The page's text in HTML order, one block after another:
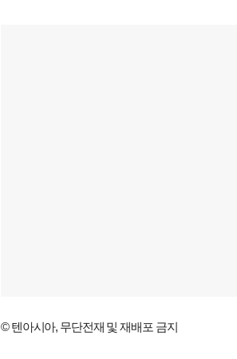
© 텐아시아, 무단전재 및 재배포 금지